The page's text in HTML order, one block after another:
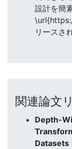
設計を簡
リースさ
関連論文
Depth-
Datasets